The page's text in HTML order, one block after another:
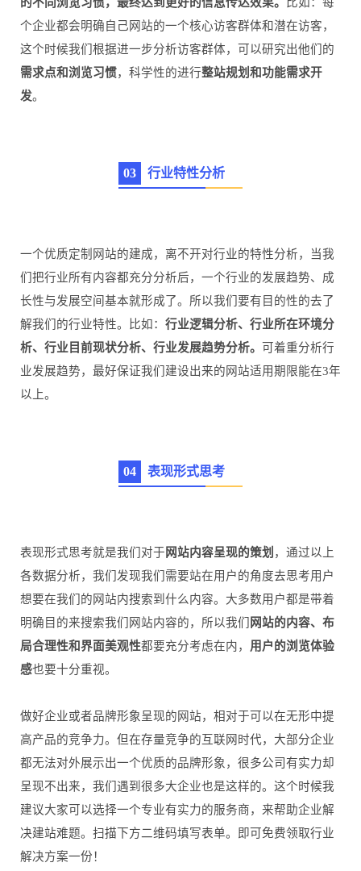
个企业都会明确自己网站的一个核心访客群体和潜在访客，
这个时候我们根据进一步分析访客群体，可以研究出他们的
需求点和浏览习惯，科学性的进行整站规划和功能需求开
发。
03 行业特性分析
一个优质定制网站的建成，离不开对行业的特性分析，当我
们把行业所有内容都充分分析后，一个行业的发展趋势、成
长性与发展空间基本就形成了。所以我们要有目的性的去了
解我们的行业特性。比如： 行业逻辑分析、行业所在环境分
析、行业目前现状分析、行业发展趋势分析。
可着重分析行
业发展趋势，最好保证我们建设出来的网站适用期限能在3年
以上。
04 表现形式思考
表现形式思考就是我们对于 网站内容呈现的策划 ，通过以上
各数据分析，我们发现我们需要站在用户的角度去思考用户
想要在我们的网站内搜索到什么内容。大多数用户都是带着
明确目的来搜索我们网站内容的，所以我们
网站的内容、布
局合理性和界面美观性都要充分考虑在内， 用户的浏览体验
感也要十分重视。
做好企业或者品牌形象呈现的网站，相对于可以在无形中提
高产品的竞争力。但在存量竞争的互联网时代，大部分企业
都无法对外展示出一个优质的品牌形象，很多公司有实力却
呈现不出来，我们遇到很多大企业也是这样的。这个时候我
建议大家可以选择一个专业有实力的服务商，来帮助企业解
决建站难题。扫描下方二维码填写表单。即可免费领取行业
解决方案一份！